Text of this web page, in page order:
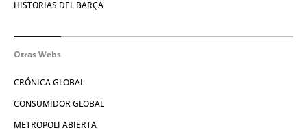
HISTORIAS DEL BARÇA
Otras Webs
CRÓNICA GLOBAL
CONSUMIDOR GLOBAL
METROPOLI ABIERTA